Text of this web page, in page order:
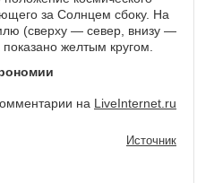
за Солнцем сбоку. На
(сверху — север, внизу —
желтым кругом.
на LiveInternet.ru
Источник